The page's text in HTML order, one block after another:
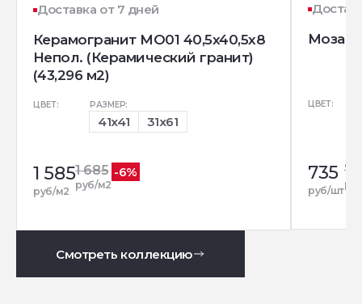
Доставка от 7 дней
Керамогранит MO01 40,5x40,5х8
Непол. (Керамический гранит)
(43,296 м2)
ЦВЕТ: РАЗМЕР:
41x41 31x61
1 585
руб/м2
1 685
руб/м2
-6%
ЦВЕТ:
735
руб/шт
Смотреть коллекцию